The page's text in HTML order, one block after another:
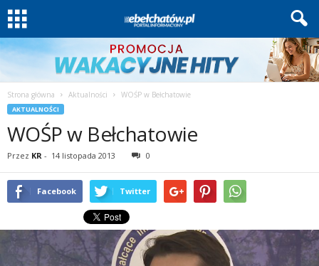
Strona główna Aktualności WOŚP w Bełchatowie
AKTUALNOŚCI
WOŚP w Bełchatowie
Przez KR - 14 listopada 2013 0
Facebook Twitter